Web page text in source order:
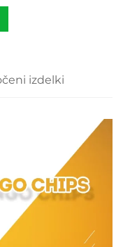
izdelki